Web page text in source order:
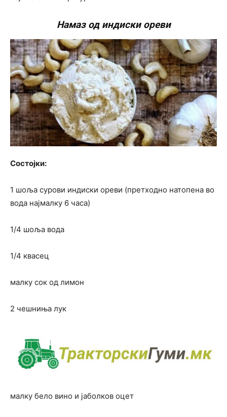
Намаз од индиски ореви
Состојки:
1 шоља сурови индиски ореви (претходно натопена во
вода најмалку 6 часа)
1/4 шоља вода
1/4 квасец
малку сок од лимон
2 чешниња лук
малку бело вино и јаболков оцет